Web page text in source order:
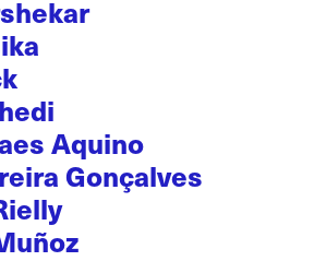
Aquino
Gonçalves